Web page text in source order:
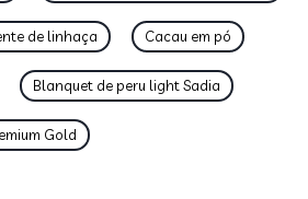
de linhaça Cacau em pó
Blanquet de peru light Sadia
Gold